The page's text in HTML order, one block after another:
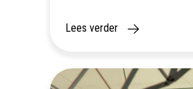
Makelaars naar een
Lees verder